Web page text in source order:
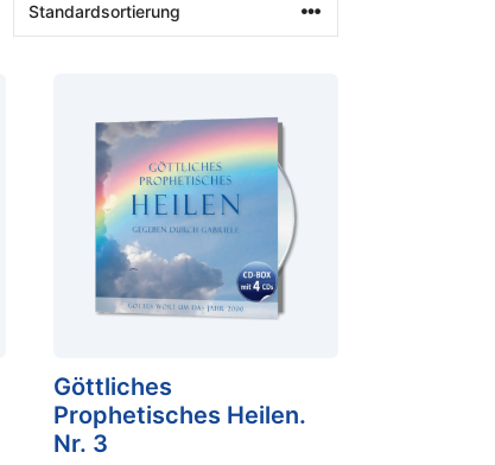
Göttliches
Prophetisches Heilen.
Nr. 3